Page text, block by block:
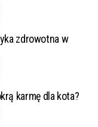
zdrowotna w
karmę dla kota?